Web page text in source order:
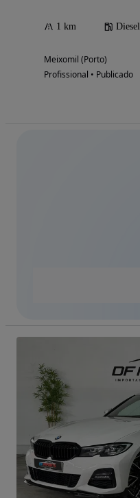
1 km Diesel
Meixomil (Porto)
Profissional • Publicado